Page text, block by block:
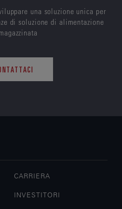
una soluzione unica per
di soluzione di alimentazione
CARRIERA
INVESTITORI